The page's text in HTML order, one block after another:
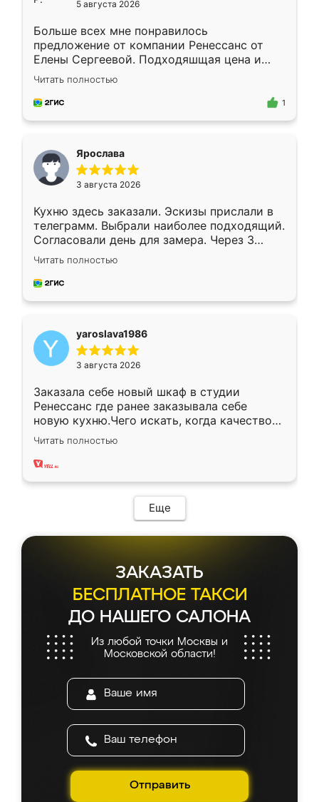
5 августа 2026
Больше всех мне понравилось
предложение от компании Ренессанс от
Елены Сергеевой. Подходяшщая цена и
короткие сроки изготовления. Приехавший
для замера сотрудник Владислав
предложил по моему эскизу самый
Читать полностью
1
Ярослава
3 августа 2026
Кухню здесь заказали. Эскизы прислали в
телеграмм. Выбрали наиболее подходящий.
Согласовали день для замера. Через 3
недели кухня была уже готова. Остались
довольны работой. Спасибо Ренессанс
мебель за качественную работу!
Читать полностью
yaroslava1986
3 августа 2026
Заказала себе новый шкаф в студии
Ренессанс где ранее заказывала себе
новую кухню.Чего искать, когда качеством
вполне довольна. Служит кухня уже почти
два года, нареканий нет.
Читать полностью
Еще
ЗАКАЗАТЬ
БЕСПЛАТНОЕ ТАКСИ
ДО НАШЕГО САЛОНА
Из любой точки Москвы и
Московской области!
Отправить